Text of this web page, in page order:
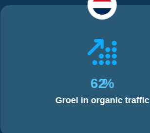
62%
Groei in organic traffic